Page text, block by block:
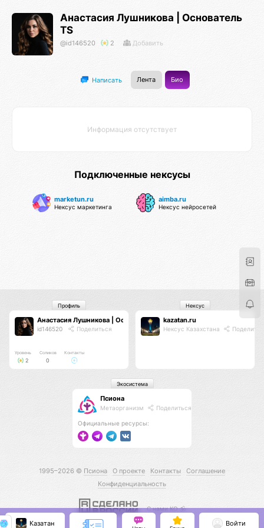
Анастасия Лушникова | Основатель
TS
@id146520 2 Добавить
Написать Лента Био
Информация отсутствует
Подключенные нексусы
marketun.ru
Нексус маркетинга
aimba.ru
Нексус нейросетей
Анастасия Лушникова | Основатель TS
id146520 Поделиться
Уровень
2
Соликов
0
Контакты
Профиль
kazatan.ru
Нексус Казахстана
Нексус
Псиона
Метаорганизм Поделиться
Официальные ресурсы:
Экосистема
1995–2026 © Псиона О проекте Контакты
Соглашение
Конфиденциальность
С нами КО 🕉️
Казатан Войти